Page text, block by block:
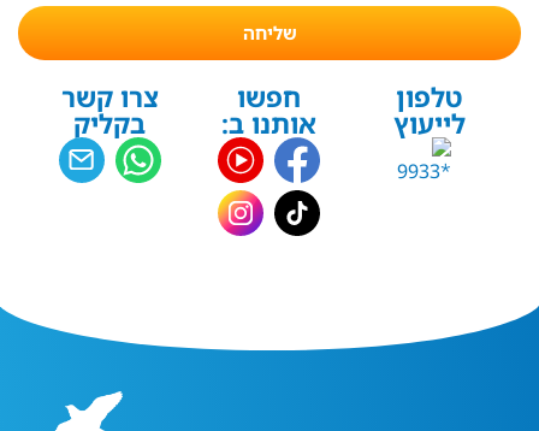
שליחה
טלפון
לייעוץ
חפשו
אותנו ב:
צרו קשר
בקליק